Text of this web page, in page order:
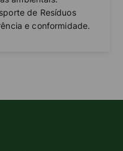
de Resíduos
e conformidade.